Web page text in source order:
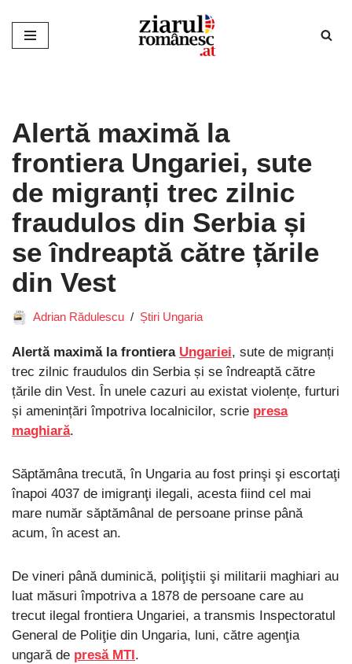
Sari
Alertă maximă la
frontiera Ungariei, sute
de migranți trec zilnic
fraudulos din Serbia și
se îndreaptă către țările
din Vest
Adrian Rădulescu Știri Ungaria
Alertă maximă la frontiera Ungariei, sute de migranți
trec zilnic fraudulos din Serbia și se îndreaptă către
țările din Vest. În unele cazuri au existat violențe, furturi
și amenințări împotriva localnicilor, scrie presa
maghiară.
Săptămâna trecută, în Ungaria au fost prinşi şi escortaţi
înapoi 4037 de imigranţi ilegali, acesta fiind cel mai
mare număr săptămânal de persoane prinse până
acum, în acest an.
De vineri până duminică, poliţiştii şi militarii maghiari au
luat măsuri împotriva a 1878 de persoane care au
trecut ilegal frontiera Ungariei, a transmis Inspectoratul
General de Poliţie din Ungaria, luni, către agenţia
ungară de presă MTI.